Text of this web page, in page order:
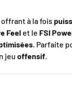
offrant à la fois
Feel et le FSI
. Parfaite
jeu offensif.